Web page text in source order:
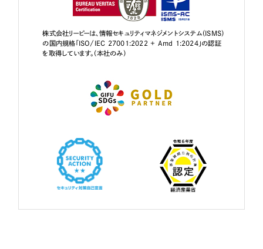
株式会社リーピーは、情報セキュリティマネジメントシステム（ISMS）
の国内規格「ISO/IEC 27001:2022 + Amd 1:2024」の認証
を取得しています。（本社のみ）